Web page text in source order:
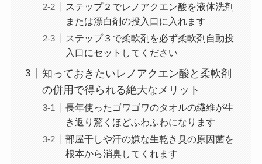
ステップ２でレノアクエン酸を液体洗剤
または漂白剤の投入口に入れます
ステップ３で柔軟剤を必ず柔軟剤自動投
入口にセットしてください
知っておきたいレノアクエン酸と柔軟剤
の併用で得られる絶大なメリット
長年使ったゴワゴワのタオルの繊維が生
き返り驚くほどふわふわになります
部屋干しや汗の嫌な生乾き臭の原因菌を
根本から消臭してくれます